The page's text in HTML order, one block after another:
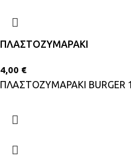
ΠΛΑΣΤΟΖΥΜΑΡΑΚΙ
4,00 €
ΠΛΑΣΤΟΖΥΜΑΡΑΚΙ BURGER